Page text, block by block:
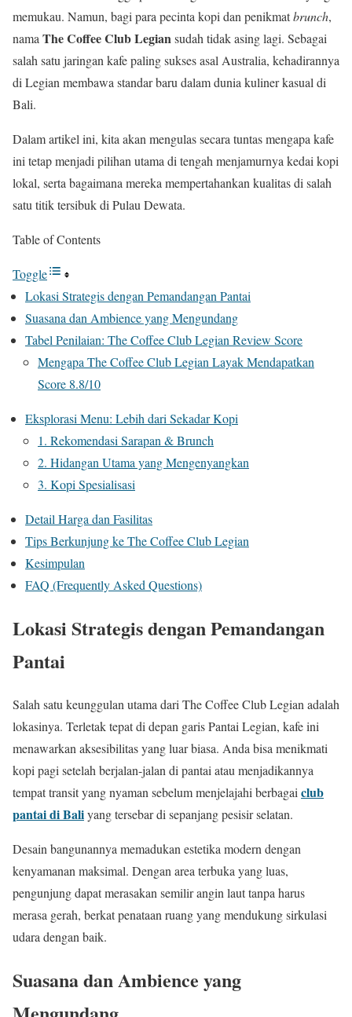
memukau. Namun, bagi para pecinta kopi dan penikmatbrunch,
nama The Coffee Club Legiansudah tidak asing lagi. Sebagai
salah satu jaringan kafe paling sukses asal Australia, kehadirannya
di Legian membawa standar baru dalam dunia kuliner kasual di
Bali.
Dalam artikel ini, kita akan mengulas secara tuntas mengapa kafe
ini tetap menjadi pilihan utama di tengah menjamurnya kedai kopi
lokal, serta bagaimana mereka mempertahankan kualitas di salah
satu titik tersibuk di Pulau Dewata.
Table of Contents
Toggle
Lokasi Strategis dengan Pemandangan Pantai
Suasana dan Ambience yang Mengundang
Tabel Penilaian: The Coffee Club Legian Review Score
Mengapa The Coffee Club Legian Layak Mendapatkan
Score 8.8/10
Eksplorasi Menu: Lebih dari Sekadar Kopi
1. Rekomendasi Sarapan & Brunch
2. Hidangan Utama yang Mengenyangkan
3. Kopi Spesialisasi
Detail Harga dan Fasilitas
Tips Berkunjung ke The Coffee Club Legian
Kesimpulan
FAQ (Frequently Asked Questions)
Lokasi Strategis dengan Pemandangan
Pantai
Salah satu keunggulan utama dari The Coffee Club Legian adalah
lokasinya. Terletak tepat di depan garis Pantai Legian, kafe ini
menawarkan aksesibilitas yang luar biasa. Anda bisa menikmati
kopi pagi setelah berjalan-jalan di pantai atau menjadikannya
tempat transit yang nyaman sebelum menjelajahi berbagai club
pantai di Baliyang tersebar di sepanjang pesisir selatan.
Desain bangunannya memadukan estetika modern dengan
kenyamanan maksimal. Dengan area terbuka yang luas,
pengunjung dapat merasakan semilir angin laut tanpa harus
merasa gerah, berkat penataan ruang yang mendukung sirkulasi
udara dengan baik.
Suasana dan Ambience yang